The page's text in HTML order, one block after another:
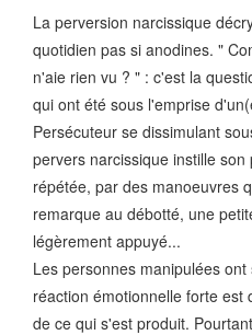
La perversion narcissique
quotidien pas si anodines. "
n'aie rien vu ? " : c'est la
qui ont été sous l'emprise
Persécuteur se dissimulant
pervers narcissique instille
répétée, par des manoeuvres
remarque au débotté, une
légèrement appuyé...
Les personnes manipulées
réaction émotionnelle forte est
de ce qui s'est produit.